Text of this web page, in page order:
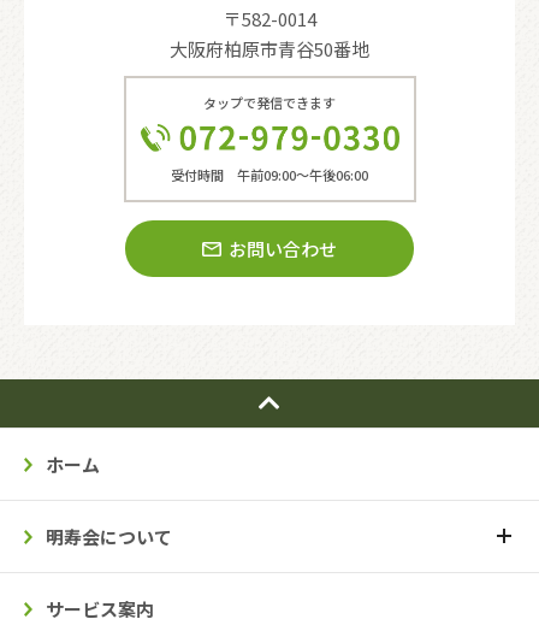
〒582-0014
大阪府柏原市青谷50番地
タップで発信できます
受付時間 午前09:00〜午後06:00
お問い合わせ
ホーム
明寿会について
サービス案内